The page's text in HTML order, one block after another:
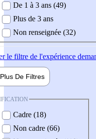
De 1 à 3 ans (49)
Plus de 3 ans
Non renseignée (32)
le filtre de l'expérience
Plus De Filtres
Cadre (18)
Non cadre (66)